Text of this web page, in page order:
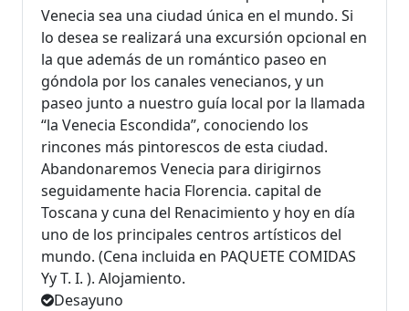
Venecia sea una ciudad única en el mundo. Si
lo desea se realizará una excursión opcional en
la que además de un romántico paseo en
góndola por los canales venecianos, y un
paseo junto a nuestro guía local por la llamada
“la Venecia Escondida”, conociendo los
rincones más pintorescos de esta ciudad.
Abandonaremos Venecia para dirigirnos
seguidamente hacia Florencia. capital de
Toscana y cuna del Renacimiento y hoy en día
uno de los principales centros artísticos del
mundo. (Cena incluida en PAQUETE COMIDAS
Yy T. I. ). Alojamiento.
Desayuno